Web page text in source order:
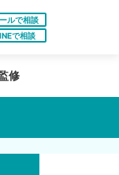
ルで相談
で相談
修